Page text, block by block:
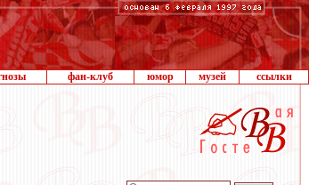
фан-клуб юмор музей ссылки